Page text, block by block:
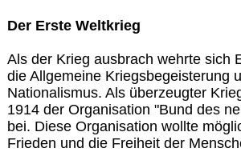
Der Erste Weltkrieg
Als der Krieg ausbrach wehrte sich
die Allgemeine Kriegsbegeisterung
Nationalismus. Als überzeugter
1914 der Organisation "Bund des
bei. Diese Organisation wollte
Frieden und die Freiheit der